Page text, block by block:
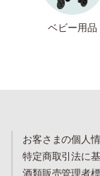
ベビー用品
お客さまの個人
特定商取引法に
酒類販売管理者